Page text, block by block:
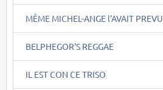
MÊME MICHEL-ANGE l'AVAIT PREVU
BELPHEGOR'S REGGAE
IL EST CON CE TRISO